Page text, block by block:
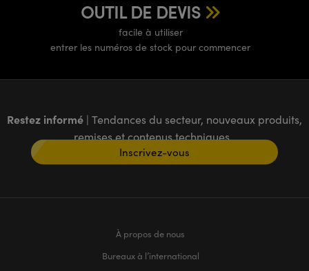
OUTIL DE DEVIS
facile à utiliser
entrer les numéros de stock pour commencer
Restez informé | Tendances du secteur, nouveaux produits,
remises et contenus techniques
Inscrivez-vous
À propos de nous
Bureaux à l’international